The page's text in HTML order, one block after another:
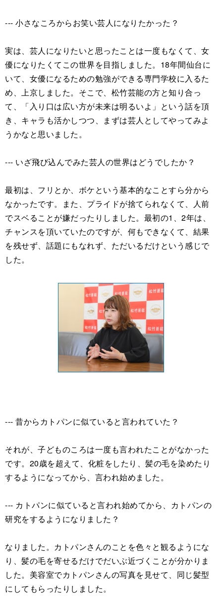
--- 小さなころからお笑い芸人になりたかった？
実は、芸人になりたいと思ったことは一度もなくて、女
優になりたくてこの世界を目指しました。18年間仙台に
いて、女優になるための勉強ができる専門学校に入るた
め、上京しました。そこで、松竹芸能の方と知り合っ
て、「入り口は広い方が未来は明るいよ」という話を頂
き、キャラも活かしつつ、まずは芸人としてやってみよ
うかなと思いました。
--- いざ飛び込んでみた芸人の世界はどうでしたか？
最初は、フリとか、ボケという基本的なことすら分から
なかったです。また、プライドが捨てられなくて、人前
でスベることが嫌だったりしました。最初の1、2年は、
チャンスを頂いていたのですが、何もできなくて、結果
を残せず、話題にもなれず、ただいるだけという感じで
した。
--- 昔からカトパンに似ていると言われていた？
それが、子どものころは一度も言われたことがなかった
です。20歳を超えて、化粧をしたり、髪の毛を染めたり
するようになってから、言われ始めました。
--- カトパンに似ていると言われ始めてから、カトパンの
研究をするようになりました？
なりました。カトパンさんのことを色々と観るようにな
り、髪の毛を寄せるだけでだいぶ近づくことが分かりま
した。美容室でカトパンさんの写真を見せて、同じ髪型
にしてもらったりしました。